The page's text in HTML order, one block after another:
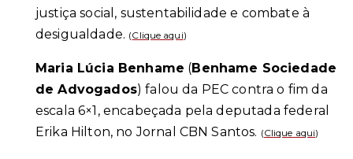
justiça social, sustentabilidade e combate à
desigualdade. (Clique aqui)
Maria Lúcia Benhame (Benhame Sociedade
de Advogados) falou da PEC contra o fim da
escala 6×1, encabeçada pela deputada federal
Erika Hilton, no Jornal CBN Santos. (Clique aqui)